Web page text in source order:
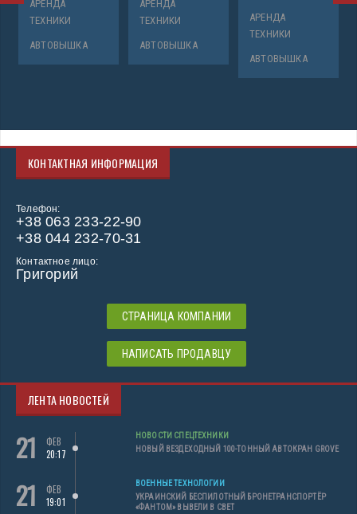
АРЕНДА
ТЕХНИКИ
АВТОВЫШКА
АРЕНДА
ТЕХНИКИ
АВТОВЫШКА
АРЕНДА
ТЕХНИКИ
АВТОВЫШКА
КОНТАКТНАЯ ИНФОРМАЦИЯ
Телефон:
+38 063 233-22-90
+38 044 232-70-31
Контактное лицо:
Григорий
СТРАНИЦА КОМПАНИИ
НАПИСАТЬ ПРОДАВЦУ
ЛЕНТА НОВОСТЕЙ
21
ФЕВ
20:17
НОВОСТИ СПЕЦТЕХНИКИ
НОВЫЙ ВЕЗДЕХОДНЫЙ 100-ТОННЫЙ АВТОКРАН GROVE
21
ФЕВ
19:01
ВОЕННЫЕ ТЕХНОЛОГИИ
УКРАИНСКИЙ БЕСПИЛОТНЫЙ БРОНЕТРАНСПОРТЁР
«ФАНТОМ» ВЫВЕЛИ В СВЕТ